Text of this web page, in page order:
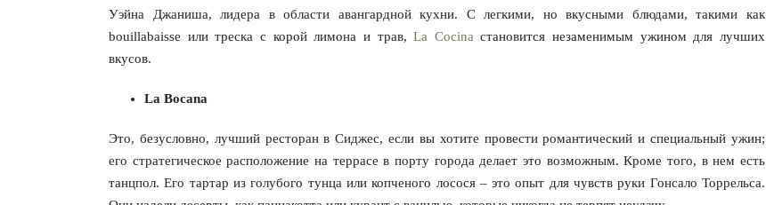
Уэйна Джаниша, лидера в области авангардной кухни. С легкими, но вкусными блюдами, такими как
bouillabaisse или треска с корой лимона и трав,La Cocina становится незаменимым ужином для лучших
вкусов.
La Bocana
Это, безусловно, лучший ресторан в Сиджес, если вы хотите провести романтический и специальный ужин;
его стратегическое расположение на террасе в порту города делает это возможным. Кроме того, в нем есть
танцпол. Его тартар из голубого тунца или копченого лосося – это опыт для чувств руки Гонсало Торрельса.